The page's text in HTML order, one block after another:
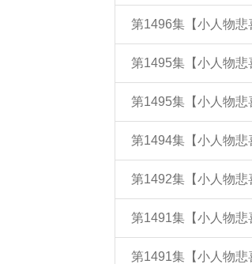
第1496集【小人物
第1495集【小人物悲
第1495集【小人物
第1494集【小人物悲
第1492集【小人物悲
第1491集【小人物悲
第1491集【小人物悲